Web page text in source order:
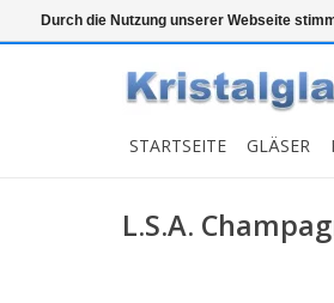
Top klasse Snelle
STARTSEITE GLÄSER
L.S.A.
Durch die Nutzung unserer Webseite